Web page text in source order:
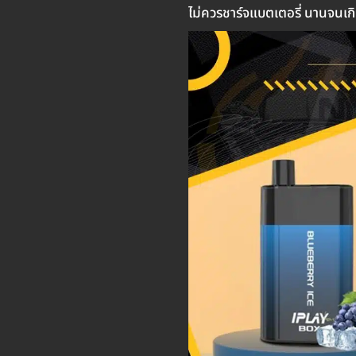
ไม่ควรชาร์จแบตเตอรี่ นานจนเ